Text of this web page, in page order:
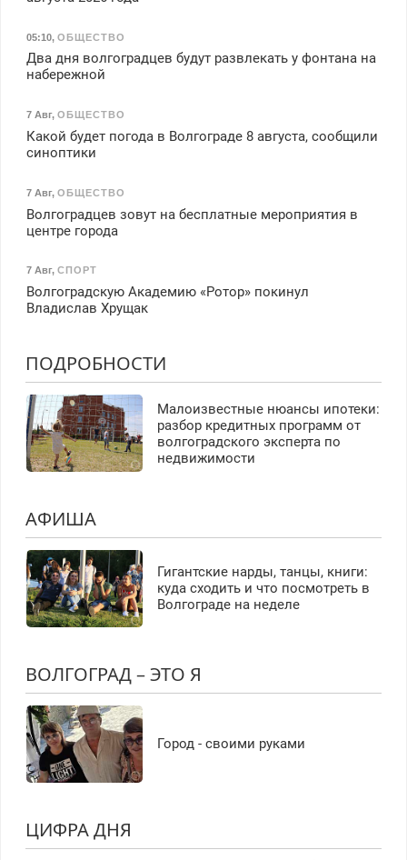
05:10, ОБЩЕСТВО
Два дня волгоградцев будут развлекать у фонтана на
набережной
7 Авг, ОБЩЕСТВО
Какой будет погода в Волгограде 8 августа, сообщили
синоптики
7 Авг, ОБЩЕСТВО
Волгоградцев зовут на бесплатные мероприятия в
центре города
7 Авг, СПОРТ
Волгоградскую Академию «Ротор» покинул
Владислав Хрущак
ПОДРОБНОСТИ
Малоизвестные нюансы ипотеки:
разбор кредитных программ от
волгоградского эксперта по
недвижимости
АФИША
Гигантские нарды, танцы, книги:
куда сходить и что посмотреть в
Волгограде на неделе
ВОЛГОГРАД – ЭТО Я
Город - своими руками
ЦИФРА ДНЯ